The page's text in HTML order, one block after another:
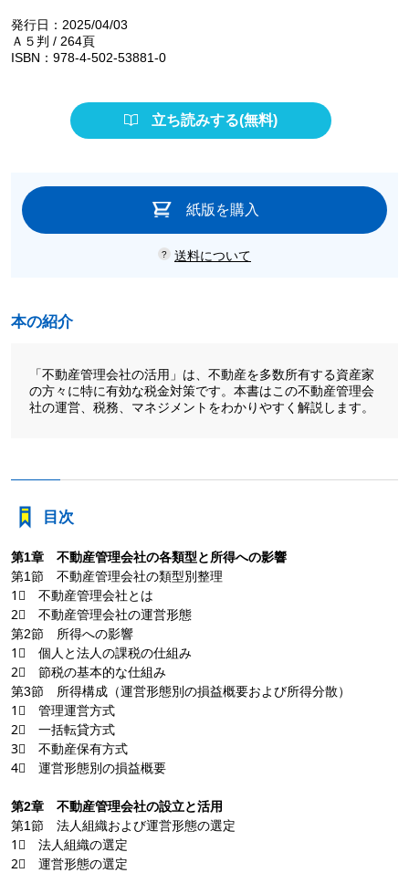
発行日：2025/04/03
Ａ５判 / 264頁
ISBN：978-4-502-53881-0
立ち読みする(無料)
紙版を購入
送料について
本の紹介
「不動産管理会社の活用」は、不動産を多数所有する資産家
の方々に特に有効な税金対策です。本書はこの不動産管理会
社の運営、税務、マネジメントをわかりやすく解説します。
目次
第1章 不動産管理会社の各類型と所得への影響
第1節 不動産管理会社の類型別整理
1⃣ 不動産管理会社とは
2⃣ 不動産管理会社の運営形態
第2節 所得への影響
1⃣ 個人と法人の課税の仕組み
2⃣ 節税の基本的な仕組み
第3節 所得構成（運営形態別の損益概要および所得分散）
1⃣ 管理運営方式
2⃣ 一括転貸方式
3⃣ 不動産保有方式
4⃣ 運営形態別の損益概要
第2章 不動産管理会社の設立と活用
第1節 法人組織および運営形態の選定
1⃣ 法人組織の選定
2⃣ 運営形態の選定